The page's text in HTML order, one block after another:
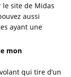
site de Midas
aussi
ayant une
mon
qui tire d’un